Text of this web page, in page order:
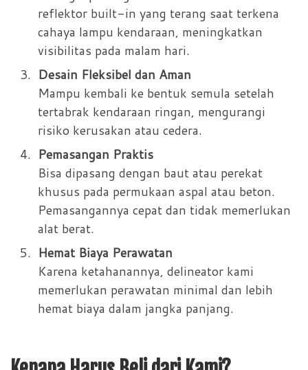
reflektor built-in yang terang saat terkena
cahaya lampu kendaraan, meningkatkan
visibilitas pada malam hari.
Desain Fleksibel dan Aman
Mampu kembali ke bentuk semula setelah
tertabrak kendaraan ringan, mengurangi
risiko kerusakan atau cedera.
Pemasangan Praktis
Bisa dipasang dengan baut atau perekat
khusus pada permukaan aspal atau beton.
Pemasangannya cepat dan tidak memerlukan
alat berat.
Hemat Biaya Perawatan
Karena ketahanannya, delineator kami
memerlukan perawatan minimal dan lebih
hemat biaya dalam jangka panjang.